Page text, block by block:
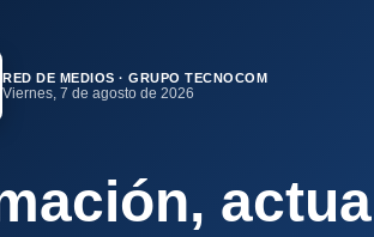
RED DE MEDIOS · GRUPO TECNOCOM
Viernes, 7 de agosto de 2026